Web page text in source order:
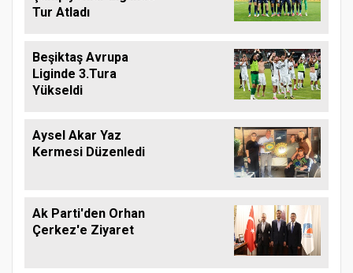
Tur Atladı
Beşiktaş Avrupa
Liginde 3.Tura
Yükseldi
Aysel Akar Yaz
Kermesi Düzenledi
Ak Parti'den Orhan
Çerkez'e Ziyaret